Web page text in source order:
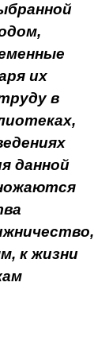
их
в
данной
к жизни